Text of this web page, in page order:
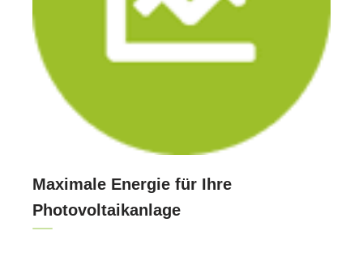
Maximale Energie für Ihre
Photovoltaikanlage